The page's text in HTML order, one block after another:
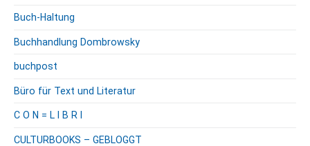
Buch-Haltung
Buchhandlung Dombrowsky
buchpost
Büro für Text und Literatur
C O N = L I B R I
CULTURBOOKS – GEBLOGGT